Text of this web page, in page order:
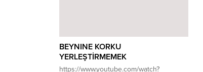
BEYNINE KORKU
YERLEŞTİRMEMEK
https://www.youtube.com/watch?